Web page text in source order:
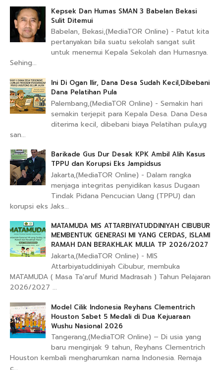
Kepsek Dan Humas SMAN 3 Babelan Bekasi
Sulit Ditemui
Babelan, Bekasi,(MediaTOR Online) - Patut kita
pertanyakan bila suatu sekolah sangat sulit
untuk menemui Kepala Sekolah dan Humasnya.
Sehing...
Ini Di Ogan Ilir, Dana Desa Sudah Kecil,Dibebani
Dana Pelatihan Pula
Palembang,(MediaTOR Online) - Semakin hari
semakin terjepit para Kepala Desa. Dana Desa
diterima kecil, dibebani biaya Pelatihan pula,yg
san...
Barikade Gus Dur Desak KPK Ambil Alih Kasus
TPPU dan Korupsi Eks Jampidsus
Jakarta,(MediaTOR Online) - Dalam rangka
menjaga integritas penyidikan kasus Dugaan
Tindak Pidana Pencucian Uang (TPPU) dan
korupsi eks Jaks...
MATAMUDA MIS ATTARBIYATUDDINIYAH CIBUBUR
MEMBENTUK GENERASI MI YANG CERDAS, ISLAMI
RAMAH DAN BERAKHLAK MULIA TP 2026/2027
Jakarta,(MediaTOR Online) - MIS
Attarbiyatuddiniyah Cibubur, membuka
MATAMUDA ( Masa Ta'aruf Murid Madrasah ) Tahun Pelajaran
2026/2027 ...
Model Cilik Indonesia Reyhans Clementrich
Houston Sabet 5 Medali di Dua Kejuaraan
Wushu Nasional 2026
Tangerang,(MediaTOR Online) – Di usia yang
baru menginjak 9 tahun, Reyhans Clementrich
Houston kembali mengharumkan nama Indonesia. Remaja